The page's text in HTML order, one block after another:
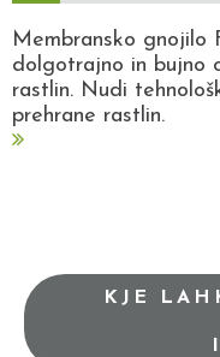
Membransko gnojilo
dolgotrajno in bujno
rastlin. Nudi
prehrane rastlin.
KJE